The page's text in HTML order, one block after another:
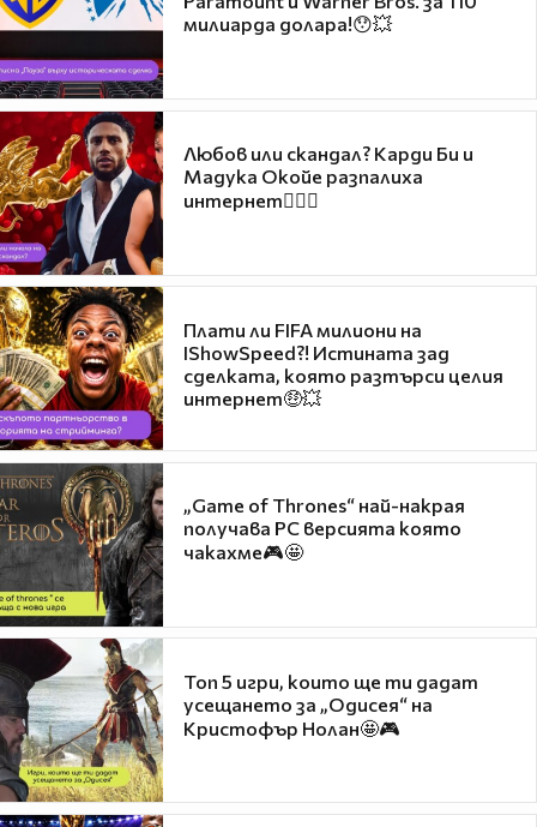
милиарда долара!😯💥
Любов или скандал? Карди Би и
Мадука Окойе разпалиха
интернет❤️‍🔥🔥
Плати ли FIFA милиони на
IShowSpeed?! Истината зад
сделката, която разтърси целия
интернет🤑💥
„Game of Thrones“ най-накрая
получава PC версията която
чакахме🎮🤩
Топ 5 игри, които ще ти дадат
усещането за „Одисея“ на
Кристофър Нолан🤩🎮